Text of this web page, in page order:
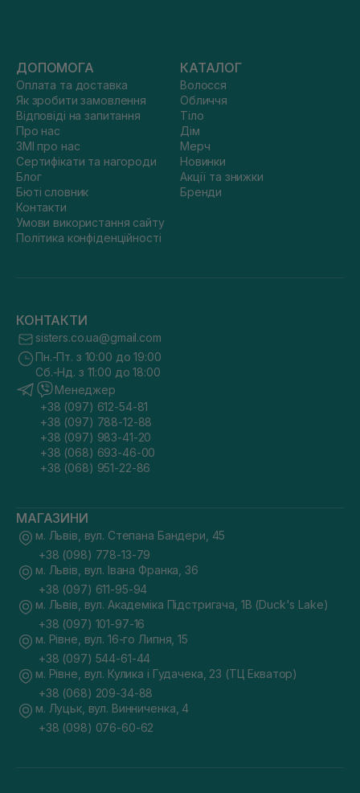
ДОПОМОГА
Оплата та доставка
Як зробити замовлення
Відповіді на запитання
Про нас
ЗМІ про нас
Сертифікати та нагороди
Блог
Бюті словник
Контакти
Умови використання сайту
Політика конфіденційності
КАТАЛОГ
Волосся
Обличчя
Тіло
Дім
Мерч
Новинки
Акції та знижки
Бренди
КОНТАКТИ
sisters.co.ua@gmail.com
Пн.-Пт. з 10:00 до 19:00
Сб.-Нд. з 11:00 до 18:00
Менеджер
+38 (097) 612-54-81
+38 (097) 788-12-88
+38 (097) 983-41-20
+38 (068) 693-46-00
+38 (068) 951-22-86
МАГАЗИНИ
м. Львів, вул. Степана Бандери, 45
+38 (098) 778-13-79
м. Львів, вул. Івана Франка, 36
+38 (097) 611-95-94
м. Львів, вул. Академіка Підстригача, 1В (Duck's Lake)
+38 (097) 101-97-16
м. Рівне, вул. 16-го Липня, 15
+38 (097) 544-61-44
м. Рівне, вул. Кулика і Гудачека, 23 (ТЦ Екватор)
+38 (068) 209-34-88
м. Луцьк, вул. Винниченка, 4
+38 (098) 076-60-62